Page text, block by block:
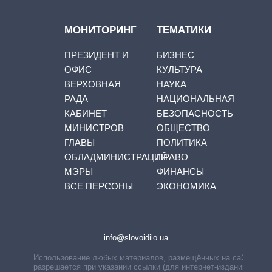
МОНИТОРИНГ
ПРЕЗИДЕНТ И
ОФИС
ВЕРХОВНАЯ
РАДА
КАБИНЕТ
МИНИСТРОВ
ГЛАВЫ
ОБЛАДМИНИСТРАЦИЙ
МЭРЫ
ВСЕ ПЕРСОНЫ
ТЕМАТИКИ
БИЗНЕС
КУЛЬТУРА
НАУКА
НАЦИОНАЛЬНАЯ
БЕЗОПАСНОСТЬ
ОБЩЕСТВО
ПОЛИТИКА
ПРАВО
ФИНАНСЫ
ЭКОНОМИКА
info@slovoidilo.ua
Использование любых материалов, размещённых на сайте,
разрешается при указании ссылки (для интернет-изданий —